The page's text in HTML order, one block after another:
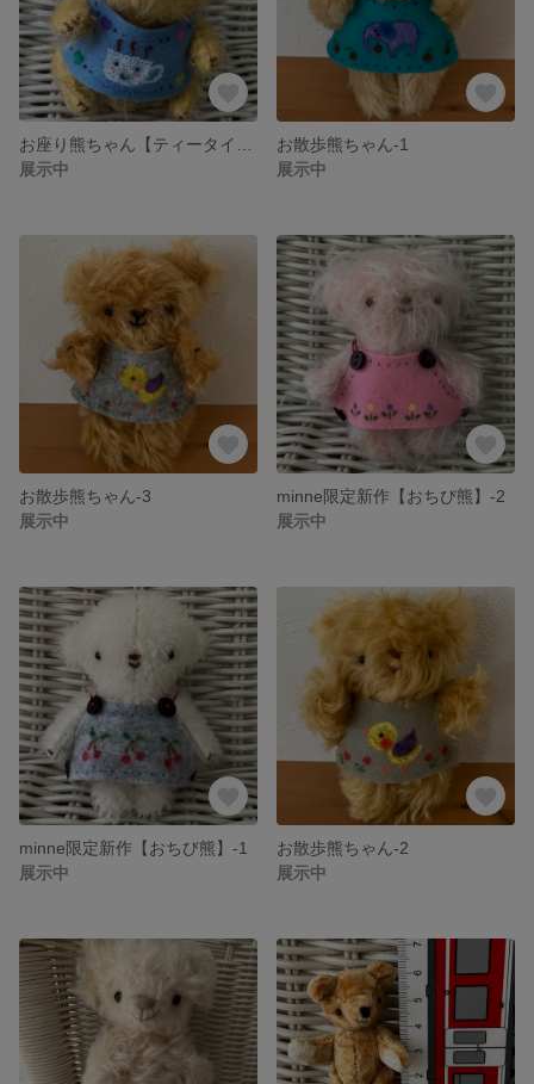
展示中
お散歩熊ちゃん-1
展示中
お散歩熊ちゃん-3
展示中
minne限定新作【おちび熊】-2
展示中
minne限定新作【おちび熊】-1
展示中
お散歩熊ちゃん-2
展示中